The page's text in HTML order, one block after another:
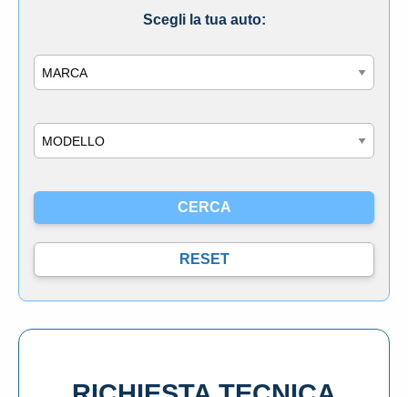
Scegli la tua auto: